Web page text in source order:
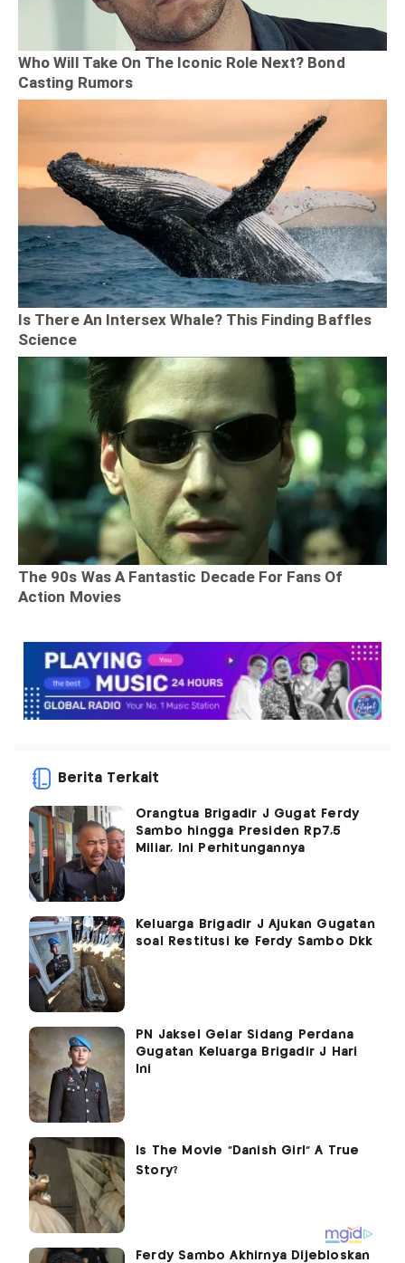
Berita Terkait
Orangtua Brigadir J Gugat Ferdy
Sambo hingga Presiden Rp7,5
Miliar, Ini Perhitungannya
Keluarga Brigadir J Ajukan Gugatan
soal Restitusi ke Ferdy Sambo Dkk
PN Jaksel Gelar Sidang Perdana
Gugatan Keluarga Brigadir J Hari
Ini
Ferdy Sambo Akhirnya Dijebloskan